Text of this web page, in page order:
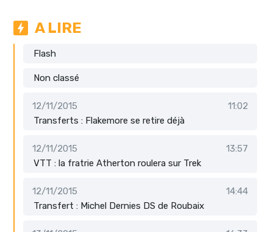
A LIRE
Flash
Non classé
12/11/2015
11:02
Transferts : Flakemore se retire déjà
12/11/2015
13:57
VTT : la fratrie Atherton roulera sur Trek
12/11/2015
14:44
Transfert : Michel Dernies DS de Roubaix